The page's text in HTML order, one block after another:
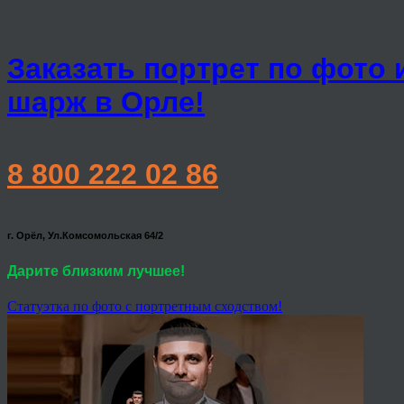
Заказать портрет по фото
шарж в Орле!
8 800 222 02 86
г. Орёл, Ул.Комсомольская 64/2
Дарите близким лучшее!
Статуэтка по фото с портретным сходством!